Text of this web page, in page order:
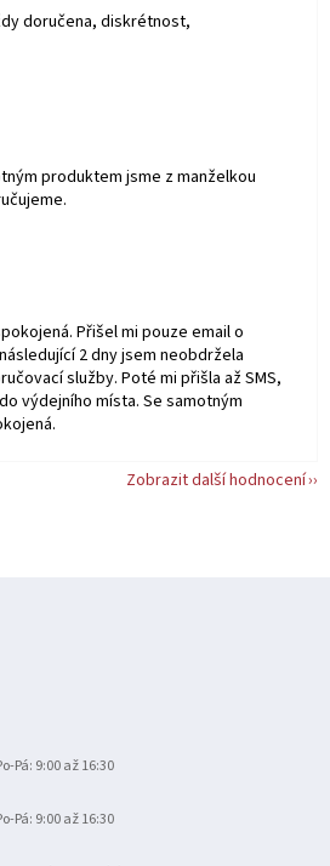
doručena, diskrétnost,
je 5 z 5 hvězdiček.
produktem jsme z manželkou
je 5 z 5 hvězdiček.
Přišel mi pouze email o
2 dny jsem neobdržela
služby. Poté mi přišla až SMS,
výdejního místa. Se samotným
Zobrazit další hodnocení
Pá: 9:00 až 16:30
Pá: 9:00 až 16:30